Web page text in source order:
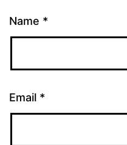
Name *
Email *